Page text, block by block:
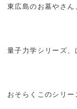
東広島のお墓やさ
量子力学シリーズ、
おそらくこのシリー